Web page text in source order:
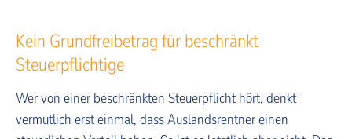
Kein Grundfreibetrag für beschränkt
Steuerpflichtige
Wer von einer beschränkten Steuerpflicht hört, denkt
vermutlich erst einmal, dass Auslandsrentner einen